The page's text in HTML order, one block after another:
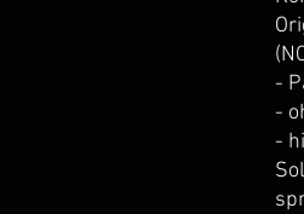
-
-
-